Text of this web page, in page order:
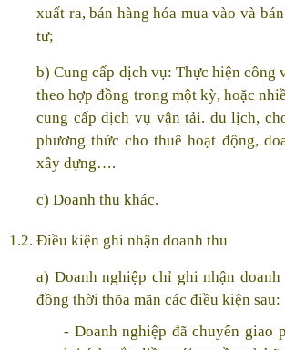
xuất ra, bán hàng hóa mua vào và
tư;
b) Cung cấp dịch vụ: Thực hiện công
theo hợp đồng trong một kỳ, hoặc
cung cấp dịch vụ vận tải. du lịch,
phương thức cho thuê hoạt động,
xây dựng….
c) Doanh thu khác.
1.2. Điều kiện ghi nhận doanh thu
a) Doanh nghiệp chỉ ghi nhận
đồng thời thõa mãn các điều kiện sau:
- Doanh nghiệp đã chuyển giao